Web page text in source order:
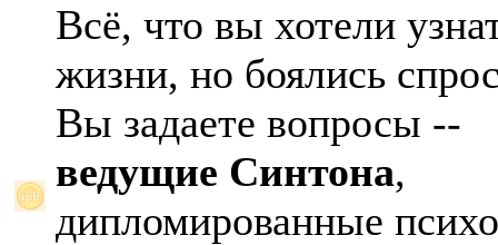
Всё, что вы хотели
жизни, но боялись
Вы задаете вопросы --
ведущие Синтона,
дипломированные